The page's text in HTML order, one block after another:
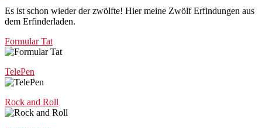
Es ist schon wieder der zwölfte! Hier meine Zwölf Erfindungen aus
dem Erfinderladen.
Formular Tat
TelePen
Rock and Roll